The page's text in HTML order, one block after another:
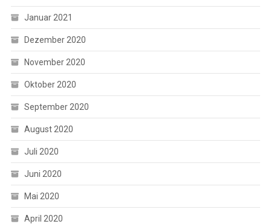
Januar 2021
Dezember 2020
November 2020
Oktober 2020
September 2020
August 2020
Juli 2020
Juni 2020
Mai 2020
April 2020